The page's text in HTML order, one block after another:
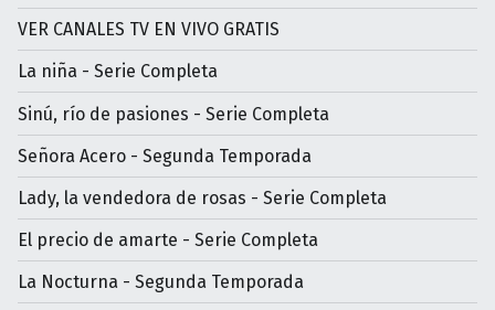
VER CANALES TV EN VIVO GRATIS
La niña - Serie Completa
Sinú, río de pasiones - Serie Completa
Señora Acero - Segunda Temporada
Lady, la vendedora de rosas - Serie Completa
El precio de amarte - Serie Completa
La Nocturna - Segunda Temporada